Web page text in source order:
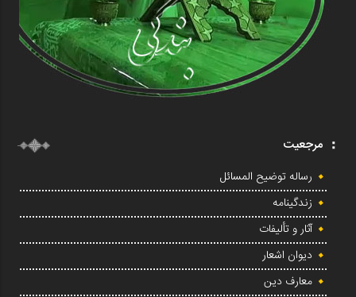
مرجعیت
رساله توضیح المسائل
زندگینامه
آثار و تألیفات
دیوان اشعار
معارف دین